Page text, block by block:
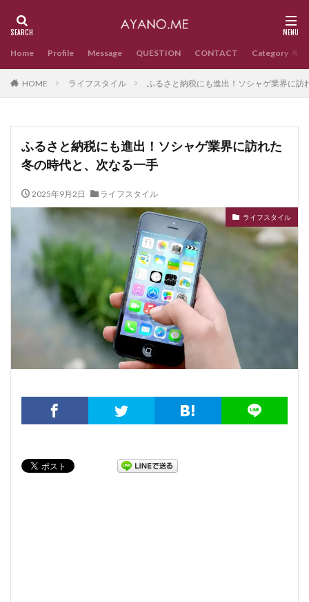
Home Profile Message QUESTION CONTACT Category
HOME ライフスタイル ふるさと納税にも進出！ソシャゲ業界に訪
ふるさと納税にも進出！ソシャゲ業界に訪れた
冬の時代と、次なる一手
2025年9月2日 ライフスタイル
ライフスタイル